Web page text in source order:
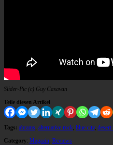
Slider-Pic (c) Guy Casavan
Teile diesen Artikel
Tags: abrams, alternative rock, blue city, desert
Category: Magazin, Reviews